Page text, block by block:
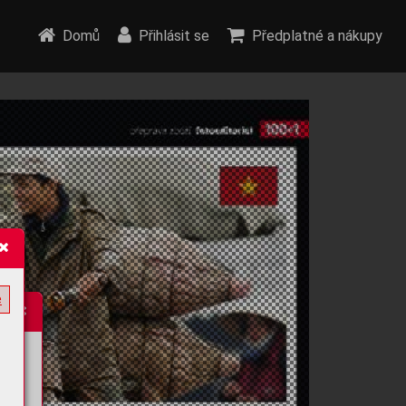
Domů Přihlásit se Předplatné a nákupy